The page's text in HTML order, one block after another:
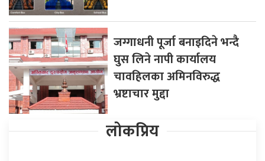
जग्गाधनी पूर्जा बनाइदिने भन्दै
घुस लिने नापी कार्यालय
चावहिलका अमिनविरुद्ध
भ्रष्टाचार मुद्दा
लोकप्रिय